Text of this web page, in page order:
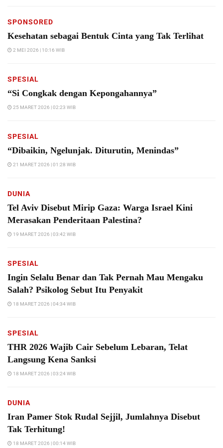
SPONSORED
Kesehatan sebagai Bentuk Cinta yang Tak Terlihat
2 MEI 2026 | 10:16 WIB
SPESIAL
“Si Congkak dengan Kepongahannya”
25 MARET 2026 | 02:23 WIB
SPESIAL
“Dibaikin, Ngelunjak. Diturutin, Menindas”
21 MARET 2026 | 01:28 WIB
DUNIA
Tel Aviv Disebut Mirip Gaza: Warga Israel Kini
Merasakan Penderitaan Palestina?
19 MARET 2026 | 03:42 WIB
SPESIAL
Ingin Selalu Benar dan Tak Pernah Mau Mengaku
Salah? Psikolog Sebut Itu Penyakit
18 MARET 2026 | 04:34 WIB
SPESIAL
THR 2026 Wajib Cair Sebelum Lebaran, Telat
Langsung Kena Sanksi
18 MARET 2026 | 03:24 WIB
DUNIA
Iran Pamer Stok Rudal Sejjil, Jumlahnya Disebut
Tak Terhitung!
18 MARET 2026 | 00:14 WIB